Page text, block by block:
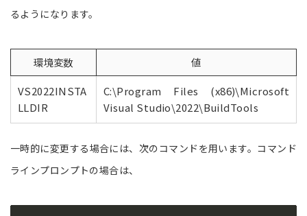
るようになります。
環境変数
値
VS2022INSTA
LLDIR
C:\Program Files (x86)\Microsoft
Visual Studio\2022\BuildTools
一時的に変更する場合には、次のコマンドを用います。コマンド
ラインプロンプトの場合は、